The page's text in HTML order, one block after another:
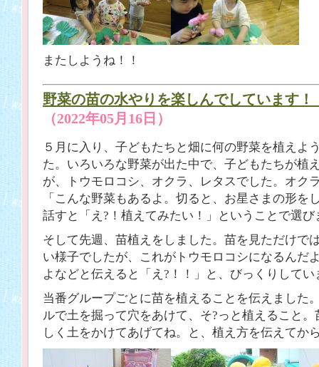
またしようね！！
野菜の苗の水やりを楽しんでしています！
（2022年05月16日）
５月に入り、子どもたちと畑に何の野菜を植えよ
た。いろいろな野菜が出た中で、子どもたちが植
が、トウモロコシ、オクラ、レタスでした。オク
「こんな野菜もあるよ。切ると、お星さまの形を
話すと「え?！植えてみたい！」ということで選び
そして先週、苗植えをしました。苗を見ただけで
い様子でしたが、これがトウモロコシになるんだ
よなどと伝えると「え?！！」と、びっくりしてい
当番グループごとに苗を植えることを伝えました
ルで土を掘って穴をあけて、そ?っと植えること
しく土をかけてあげてね。と、植え方を伝えてか